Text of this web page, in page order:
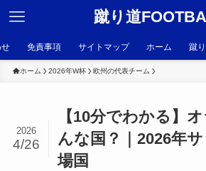
蹴り道
免責事項 サイトマップ ホーム 蹴
ホーム 2026年W杯 欧州の代表チーム
【10分でわかる】
んな国？｜2026年
場国
2026
4/26